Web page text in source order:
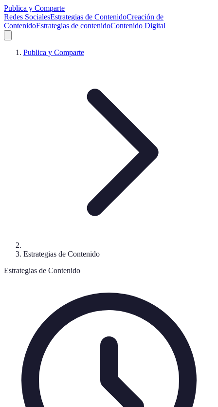
Publica y Comparte
Redes SocialesEstrategias de ContenidoCreación de
ContenidoEstrategias de contenidoContenido Digital
Publica y Comparte
Estrategias de Contenido
Estrategias de Contenido